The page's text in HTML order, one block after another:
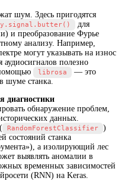
шум. Здесь пригодятся
для
и преобразование Фурье
анализу. Например,
могут указывать на износ
полезно
librosa
— это
шуме станка.
диагностики
обнаружение проблем,
данных.
RandomForestClassifier
)
состояний станка
а изолирующий лес
выявлять аномалии в
временных зависимостей
(RNN) на Keras.